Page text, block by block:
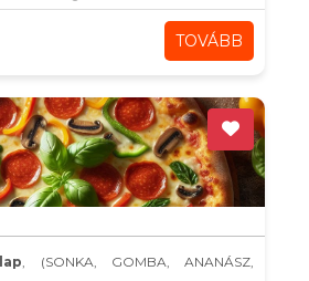
TOVÁBB
, (SONKA, GOMBA, ANANÁSZ,